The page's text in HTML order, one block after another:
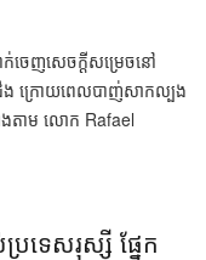
ក់​ចេញ​សេចក្ដី​សម្រេច​នៅ​
ជើង​ ​​ក្រោយ​ពេល​បាញ់​សាកល្បង​​
តាម​ ​លោក​ Rafael
រទេស​រុស្ស៊ី ​​​ផ្នែក​